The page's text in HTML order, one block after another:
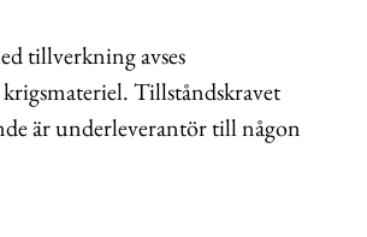
tillverkning avses
Tillståndskravet
är underleverantör till någon